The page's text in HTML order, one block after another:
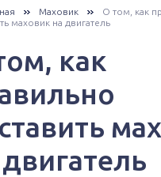
Маховик
О том, как
маховик на двигатель
как